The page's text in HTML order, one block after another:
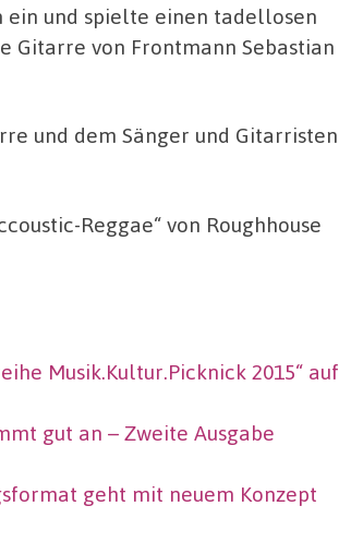
ein und spielte einen tadellosen
Gitarre von Frontmann Sebastian
und dem Sänger und Gitarristen
Reggae“ von Roughhouse
Musik.Kultur.Picknick 2015“ auf
gut an – Zweite Ausgabe
geht mit neuem Konzept